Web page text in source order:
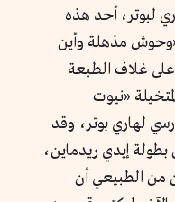
لبوتر، أحد هذه
مذهلة وأين
غلاف الطبعة
«نيوت
لهاري بوتر، وقد
إيدي ريدماين،
من الطبيعي أن